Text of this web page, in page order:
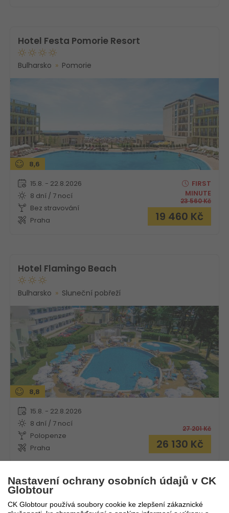
Hotel Festa Pomorie Resort
Bulharsko Pomorie
8,6
15.8. - 22.8.2026
8 dní / 7 nocí
Bez stravování
Praha
FIRST
MINUTE
23 560Kč
19 460 Kč
Hotel Flamingo Beach
Bulharsko Sluneční pobřeží
8,8
15.8. - 22.8.2026
8 dní / 7 nocí
Polopenze
Praha
27 201Kč
26 130 Kč
Hotel Kamenec
Nastavení ochrany osobních údajů v CK
Globtour
CK Globtour používá soubory cookie ke zlepšení zákaznické